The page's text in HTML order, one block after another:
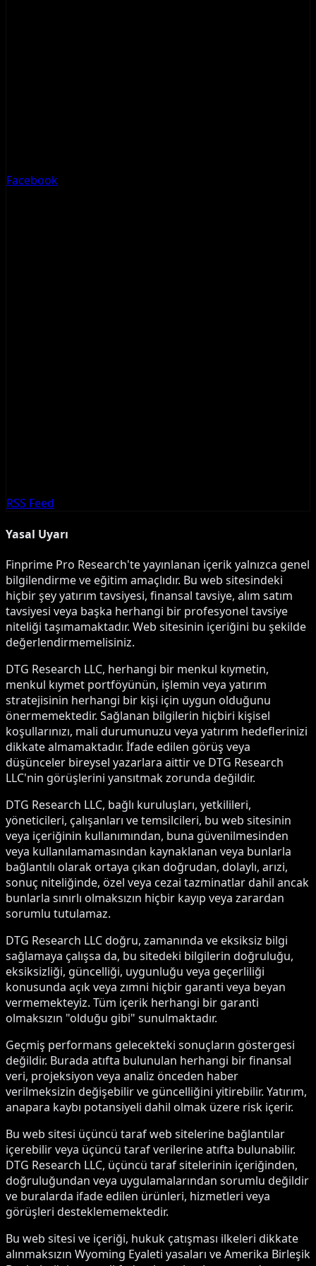
Facebook
RSS Feed
Yasal Uyarı
Finprime Pro Research'te yayınlanan içerik yalnızca genel
bilgilendirme ve eğitim amaçlıdır. Bu web sitesindeki
hiçbir şey yatırım tavsiyesi, finansal tavsiye, alım satım
tavsiyesi veya başka herhangi bir profesyonel tavsiye
niteliği taşımamaktadır. Web sitesinin içeriğini bu şekilde
değerlendirmemelisiniz.
DTG Research LLC, herhangi bir menkul kıymetin,
menkul kıymet portföyünün, işlemin veya yatırım
stratejisinin herhangi bir kişi için uygun olduğunu
önermemektedir. Sağlanan bilgilerin hiçbiri kişisel
koşullarınızı, mali durumunuzu veya yatırım hedeflerinizi
dikkate almamaktadır. İfade edilen görüş veya
düşünceler bireysel yazarlara aittir ve DTG Research
LLC'nin görüşlerini yansıtmak zorunda değildir.
DTG Research LLC, bağlı kuruluşları, yetkilileri,
yöneticileri, çalışanları ve temsilcileri, bu web sitesinin
veya içeriğinin kullanımından, buna güvenilmesinden
veya kullanılamamasından kaynaklanan veya bunlarla
bağlantılı olarak ortaya çıkan doğrudan, dolaylı, arızi,
sonuç niteliğinde, özel veya cezai tazminatlar dahil ancak
bunlarla sınırlı olmaksızın hiçbir kayıp veya zarardan
sorumlu tutulamaz.
DTG Research LLC doğru, zamanında ve eksiksiz bilgi
sağlamaya çalışsa da, bu sitedeki bilgilerin doğruluğu,
eksiksizliği, güncelliği, uygunluğu veya geçerliliği
konusunda açık veya zımni hiçbir garanti veya beyan
vermemekteyiz. Tüm içerik herhangi bir garanti
olmaksızın "olduğu gibi" sunulmaktadır.
Geçmiş performans gelecekteki sonuçların göstergesi
değildir. Burada atıfta bulunulan herhangi bir finansal
veri, projeksiyon veya analiz önceden haber
verilmeksizin değişebilir ve güncelliğini yitirebilir. Yatırım,
anapara kaybı potansiyeli dahil olmak üzere risk içerir.
Bu web sitesi üçüncü taraf web sitelerine bağlantılar
içerebilir veya üçüncü taraf verilerine atıfta bulunabilir.
DTG Research LLC, üçüncü taraf sitelerinin içeriğinden,
doğruluğundan veya uygulamalarından sorumlu değildir
ve buralarda ifade edilen ürünleri, hizmetleri veya
görüşleri desteklememektedir.
Bu web sitesi ve içeriği, hukuk çatışması ilkeleri dikkate
alınmaksızın Wyoming Eyaleti yasaları ve Amerika Birleşik